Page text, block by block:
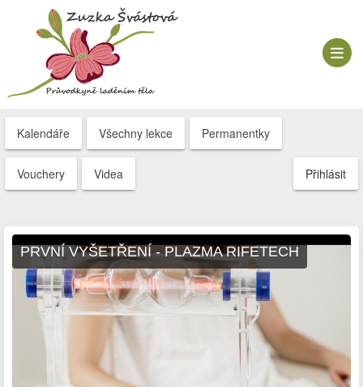
Kalendáře Všechny lekce Permanentky
Vouchery Videa Přihlásit
PRVNÍ VYŠETŘENÍ - PLAZMA RIFETECH